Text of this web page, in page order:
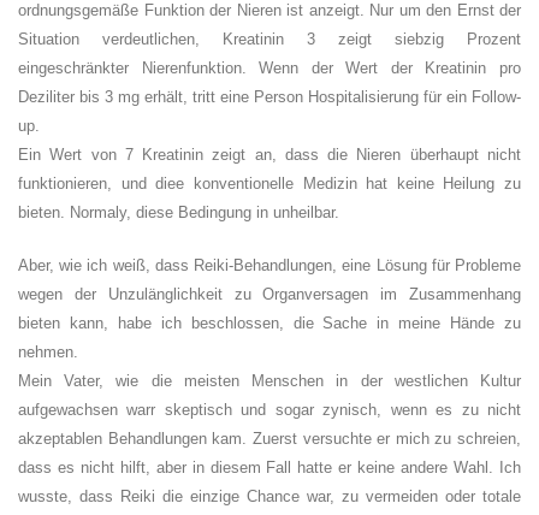
ordnungsgemäße Funktion der Nieren ist anzeigt. Nur um den Ernst der
Situation verdeutlichen, Kreatinin 3 zeigt siebzig Prozent
eingeschränkter Nierenfunktion. Wenn der Wert der Kreatinin pro
Deziliter bis 3 mg erhält, tritt eine Person Hospitalisierung für ein Follow-
up.
Ein Wert von 7 Kreatinin zeigt an, dass die Nieren überhaupt nicht
funktionieren, und diee konventionelle Medizin hat keine Heilung zu
bieten. Normaly, diese Bedingung in unheilbar.
Aber, wie ich weiß, dass Reiki-Behandlungen, eine Lösung für Probleme
wegen der Unzulänglichkeit zu Organversagen im Zusammenhang
bieten kann, habe ich beschlossen, die Sache in meine Hände zu
nehmen.
Mein Vater, wie die meisten Menschen in der westlichen Kultur
aufgewachsen warr skeptisch und sogar zynisch, wenn es zu nicht
akzeptablen Behandlungen kam. Zuerst versuchte er mich zu schreien,
dass es nicht hilft, aber in diesem Fall hatte er keine andere Wahl. Ich
wusste, dass Reiki die einzige Chance war, zu vermeiden oder totale